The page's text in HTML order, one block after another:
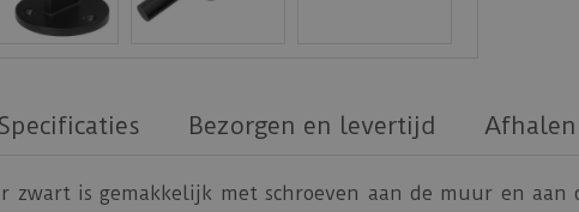
Bezorgen en levertijd Afhalen
zwart is gemakkelijk met schroeven aan de muur en